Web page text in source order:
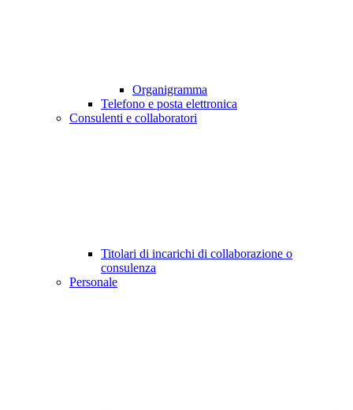
Organigramma
Telefono e posta elettronica
Consulenti e collaboratori
Titolari di incarichi di collaborazione o
consulenza
Personale